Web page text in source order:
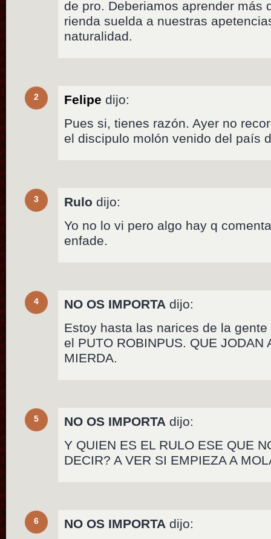
de pro. Deberiamos aprender más
rienda suelda a nuestras
naturalidad.
2 Felipe dijo:
Pues si, tienes razón. Ayer no
el discipulo molón venido del país
3 Rulo dijo:
Yo no lo vi pero algo hay q
enfade.
4 NO OS IMPORTA dijo:
Estoy hasta las narices de la
el PUTO ROBINPUS. QUE JODAN
MIERDA.
5 NO OS IMPORTA dijo:
Y QUIEN ES EL RULO ESE QUE
DECIR? A VER SI EMPIEZA A
6 NO OS IMPORTA dijo: